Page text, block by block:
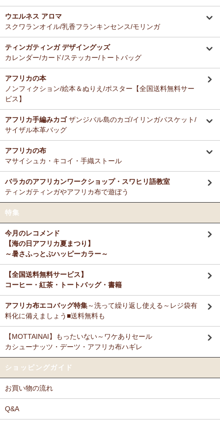
ウエルネス アロマ
スクワランオイル/乳香フランキンセンス/モリンガ
ティンガティンガ デザイングッズ
カレンダー/カード/ステッカー/トートバッグ
アフリカの本
ノンフィクション/絵本＆ぬりえ/ポスター【全国送料無料サー
ビス】
アフリカ手編みカゴザンジバル島のカゴ/イリンガバスケット/
サイザル本革バッグ
アフリカの布
マサイシュカ・キコイ・手織ストール
バラカのアフリカンワークショップ・スワヒリ語教室
ティンガティンガやアフリカ布で遊ぼう
特集
今月のレコメンド
【海の日アフリカ夏まつり】
～暑さふっとぶハッピーカラー～
【全国送料無料サービス】
コーヒー・紅茶・トートバッグ・書籍
アフリカ布エコバッグ特集～洗って繰り返し使える～レジ袋有
料化に備えましょう■送料無料も
【MOTTAINAI】もったいない～ワケありセール
カシューナッツ・デーツ・アフリカ布ハギレ
ショッピングガイド
お買い物の流れ
Q&A